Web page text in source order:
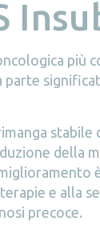
più
stabile
della
e alla
precoce.